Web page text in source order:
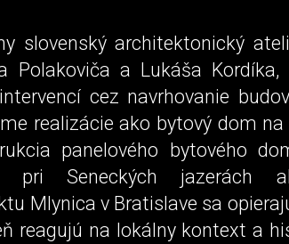
slovenský architektonický
Polakoviča a Lukáša
cez navrhovanie
realizácie ako bytový dom
panelového bytového
pri Seneckých jazerách
Mlynica v Bratislave sa
reagujú na lokálny kontext a